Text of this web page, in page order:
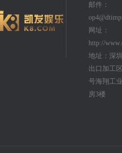
邮件：
网址：
http://
地址：深
出口加工
号海翔工
房3楼